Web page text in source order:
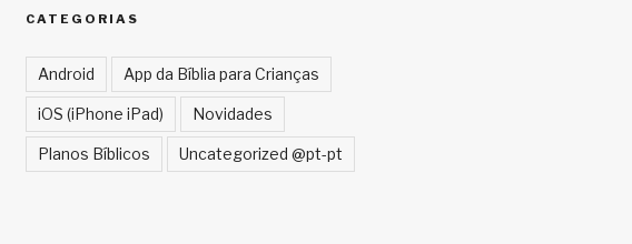
CATEGORIAS
Android App da Bíblia para Crianças
iOS (iPhone iPad) Novidades
Planos Bíblicos Uncategorized @pt-pt